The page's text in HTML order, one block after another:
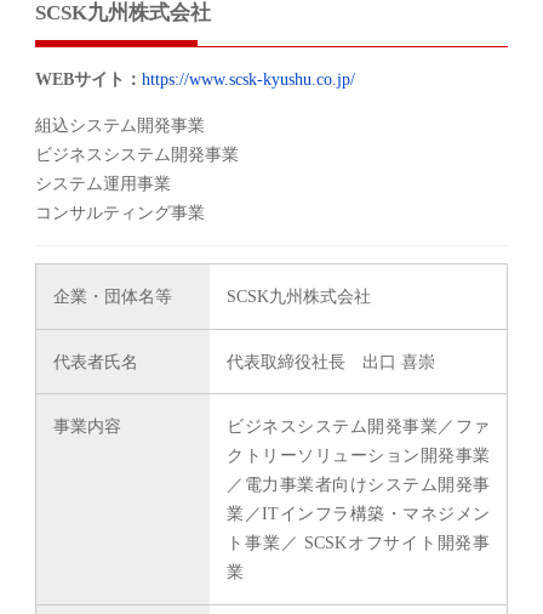
SCSK九州株式会社
WEBサイト： https://www.scsk-kyushu.co.jp/
組込システム開発事業
ビジネスシステム開発事業
システム運用事業
コンサルティング事業
企業・団体名等 SCSK九州株式会社
代表者氏名 代表取締役社長 出口 喜崇
事業内容
ビジネスシステム開発事業／ファ
クトリーソリューション開発事業
／電力事業者向けシステム開発事
業／ITインフラ構築・マネジメン
ト事業／ SCSKオフサイト開発事
業